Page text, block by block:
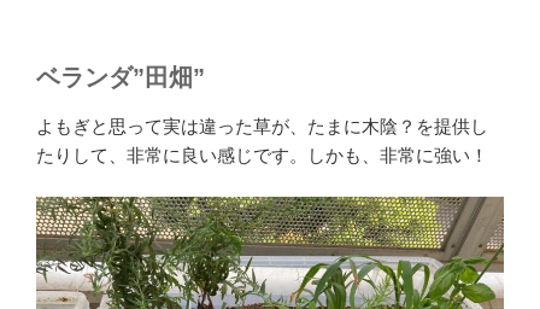
ベランダ”田畑”
よもぎと思って実は違った草が、たまに木陰？を提供し
たりして、非常に良い感じです。しかも、非常に強い！